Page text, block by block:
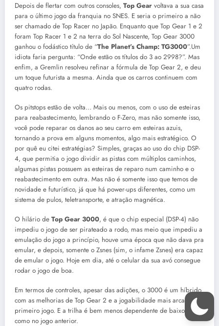
Depois de flertar com outros consoles, Top Gear voltava a sua casa
para o último jogo da franquia no SNES. E seria o primeiro a não
ser chamado de Top Racer no Japão. Enquanto que Top Gear 1 e 2
foram Top Racer 1 e 2 na terra do Sol Nascente, Top Gear 3000
ganhou o fodástico título de “The Planet’s Champ: TG3000”.Um
idiota faria pergunta: “Onde estão os títulos do 3 ao 2998?”. Mas
enfim, a Gremlin resolveu refinar a fórmula de Top Gear 2, e deu
um toque futurista a mesma. Ainda que os carros continuem com
quatro rodas.
Os pitstops estão de volta… Mais ou menos, com o uso de esteiras
para reabastecimento, lembrando o F-Zero, mas não somente isso,
você pode reparar os danos ao seu carro em esteiras azuis,
tornando a prova em alguns momentos, algo mais estratégico. O
por quê eu citei estratégias? Simples, graças ao uso do chip DSP-
4, que permitia o jogo dividir as pistas com múltiplos caminhos,
algumas pistas possuem as esteiras de reparo num caminho e o
reabastecimento em outra. Mas não é somente isso que temos de
novidade e futurístico, já que há power-ups diferentes, como um
sistema de pulos, teletransporte, e atração magnética.
O hilário de Top Gear 3000, é que o chip especial (DSP-4) não
impediu o jogo de ser pirateado a rodo, mas meio que impediu a
emulação do jogo a princípio, houve uma época que não dava pra
emular, e depois, somente o Zsnes (sim, o infame Zsnes) era capaz
de emular o jogo. Hoje em dia, até o celular da sua avó consegue
rodar o jogo de boa.
Em termos de controles, apesar das adições, o 3000 é um híbrido
com as melhorias de Top Gear 2 e a jogabilidade mais arcade do
primeiro jogo. E a trilha é bem menos dependente de baixos,
como no jogo anterior.